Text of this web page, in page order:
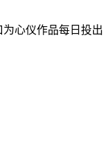
心仪作品每日投